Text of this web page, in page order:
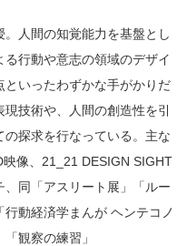
人間の知覚能力を基盤とし
行動や意志の領域のデザイ
といったわずかな手がかりだ
技術や、人間の創造性を引
探求を行なっている。主な
像、21_21 DESIGN SIGHT
同「アスリート展」「ルー
動経済学まんが ヘンテコノ
観察の練習」